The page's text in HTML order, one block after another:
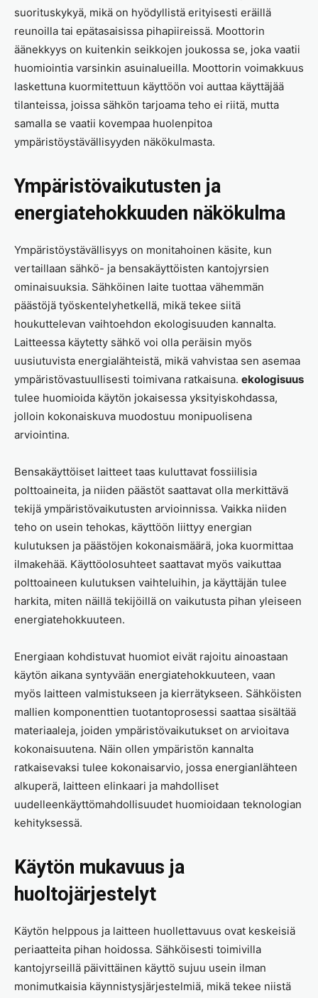
suorituskykyä, mikä on hyödyllistä erityisesti eräillä
reunoilla tai epätasaisissa pihapiireissä. Moottorin
äänekkyys on kuitenkin seikkojen joukossa se, joka vaatii
huomiointia varsinkin asuinalueilla. Moottorin voimakkuus
laskettuna kuormitettuun käyttöön voi auttaa käyttäjää
tilanteissa, joissa sähkön tarjoama teho ei riitä, mutta
samalla se vaatii kovempaa huolenpitoa
ympäristöystävällisyyden näkökulmasta.
Ympäristövaikutusten ja
energiatehokkuuden näkökulma
Ympäristöystävällisyys on monitahoinen käsite, kun
vertaillaan sähkö- ja bensakäyttöisten kantojyrsien
ominaisuuksia. Sähköinen laite tuottaa vähemmän
päästöjä työskentelyhetkellä, mikä tekee siitä
houkuttelevan vaihtoehdon ekologisuuden kannalta.
Laitteessa käytetty sähkö voi olla peräisin myös
uusiutuvista energialähteistä, mikä vahvistaa sen asemaa
ympäristövastuullisesti toimivana ratkaisuna. ekologisuus
tulee huomioida käytön jokaisessa yksityiskohdassa,
jolloin kokonaiskuva muodostuu monipuolisena
arviointina.
Bensakäyttöiset laitteet taas kuluttavat fossiilisia
polttoaineita, ja niiden päästöt saattavat olla merkittävä
tekijä ympäristövaikutusten arvioinnissa. Vaikka niiden
teho on usein tehokas, käyttöön liittyy energian
kulutuksen ja päästöjen kokonaismäärä, joka kuormittaa
ilmakehää. Käyttöolosuhteet saattavat myös vaikuttaa
polttoaineen kulutuksen vaihteluihin, ja käyttäjän tulee
harkita, miten näillä tekijöillä on vaikutusta pihan yleiseen
energiatehokkuuteen.
Energiaan kohdistuvat huomiot eivät rajoitu ainoastaan
käytön aikana syntyvään energiatehokkuuteen, vaan
myös laitteen valmistukseen ja kierrätykseen. Sähköisten
mallien komponenttien tuotantoprosessi saattaa sisältää
materiaaleja, joiden ympäristövaikutukset on arvioitava
kokonaisuutena. Näin ollen ympäristön kannalta
ratkaisevaksi tulee kokonaisarvio, jossa energianlähteen
alkuperä, laitteen elinkaari ja mahdolliset
uudelleenkäyttömahdollisuudet huomioidaan teknologian
kehityksessä.
Käytön mukavuus ja
huoltojärjestelyt
Käytön helppous ja laitteen huollettavuus ovat keskeisiä
periaatteita pihan hoidossa. Sähköisesti toimivilla
kantojyrseillä päivittäinen käyttö sujuu usein ilman
monimutkaisia käynnistysjärjestelmiä, mikä tekee niistä